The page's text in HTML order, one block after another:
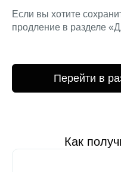
Если вы хотите
продление в разделе
Перейти в
Как